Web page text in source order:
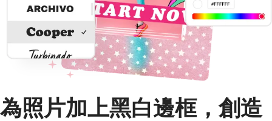
為照片加上黑白邊框，創造